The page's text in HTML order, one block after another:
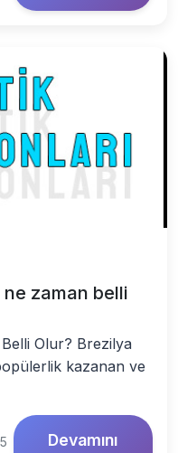
zaman belli
Olur? Brezilya
kazanan ve
Devamını